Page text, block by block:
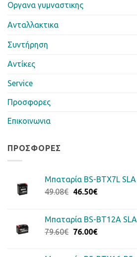
Οργανα γυμναστικης
Ανταλλακτικα
Συντήρηση
Αντίκες
Service
Προσφορες
Επικοινωνια
ΠΡΟΣΦΟΡΈΣ
Μπαταρία BS-BTX7L SLA
49.08€ Original
49.08€.
46.50€Η
είναι:
46.50€.
Μπαταρία BS-BT12A SLA
79.60€ Original
76.00€Η